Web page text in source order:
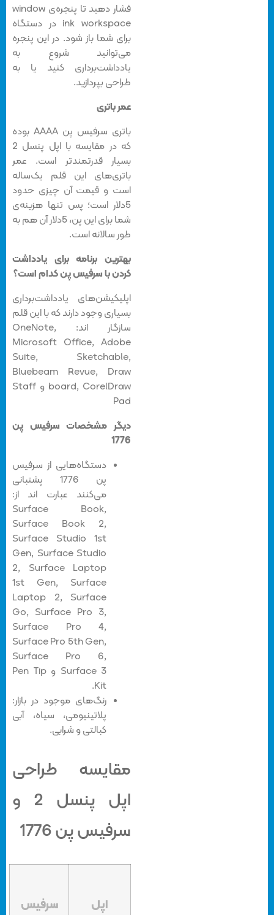
فشار دهید تا پنجره‌ی window
ink workspace در دستگاه
برای شما باز شود. در این پنجره
می‌توانید شروع به
یادداشت‌برداری کنید یا به
طراحی بپردازید.
باتری سرفیس پن AAAA بوده
که در مقایسه با اپل پنسل 2
بسیار قدرتمندتر است. عمر
باتری‌های این قلم یک‌ساله
است و قیمت آن چیزی حدود
5دلار است؛ پس تنها هزینه‌ی
شما برای این پن، 5دلار آن‌ هم به
طور سالانه است.
بهترین برنامه برای یادداشت
کردن با سرفیس پن کدام است؟
اپلیکیشن‌های یادداشت‌برداری
بسیاری وجود دارند که با این قلم
سازگار اند: OneNote,
Microsoft Office, Adobe
Suite, Sketchable,
Bluebeam Revue, Draw
board, CorelDraw و Staff
دیگر مشخصات سرفیس پن
دستگاه‌هایی از سرفیس
پن 1776 پشتبانی
می‌کنند عبارت اند از:
Surface Book,
Surface Book 2,
Surface Studio 1st
Gen, Surface Studio
2, Surface Laptop
1st Gen, Surface
Laptop 2, Surface
Go, Surface Pro 3,
Surface Pro 4,
Surface Pro 5th Gen,
Surface Pro 6,
Surface 3 و Pen Tip
رنگ‌های موجود در بازار:
پلاتینیومی، سیاه، آبی
کبالتی و شرابی.
مقایسه طراحی
اپل پنسل 2 و
سرفیس پن 1776
سرفیس